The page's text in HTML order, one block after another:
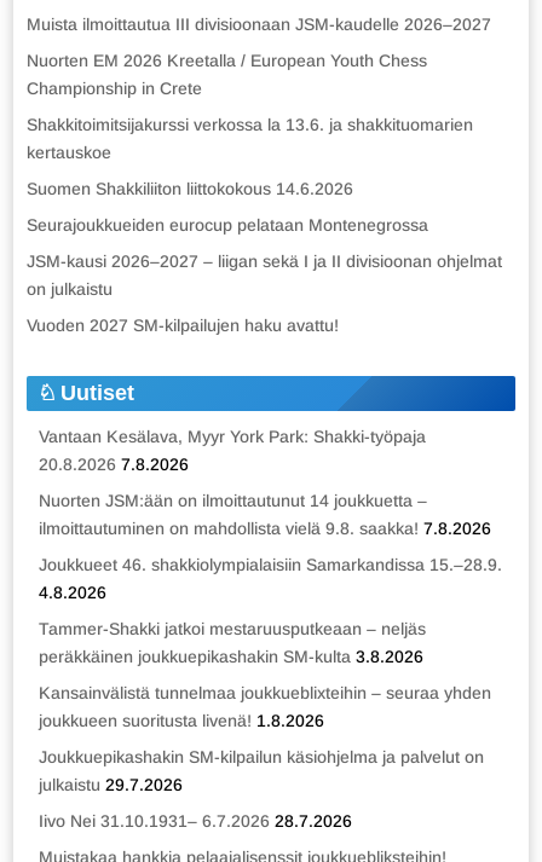
Muista ilmoittautua III divisioonaan JSM-kaudelle 2026–2027
Nuorten EM 2026 Kreetalla / European Youth Chess
Championship in Crete
Shakkitoimitsijakurssi verkossa la 13.6. ja shakkituomarien
kertauskoe
Suomen Shakkiliiton liittokokous 14.6.2026
Seurajoukkueiden eurocup pelataan Montenegrossa
JSM-kausi 2026–2027 – liigan sekä I ja II divisioonan ohjelmat
on julkaistu
Vuoden 2027 SM-kilpailujen haku avattu!
Uutiset
Vantaan Kesälava, Myyr York Park: Shakki-työpaja
20.8.2026 7.8.2026
Nuorten JSM:ään on ilmoittautunut 14 joukkuetta –
ilmoittautuminen on mahdollista vielä 9.8. saakka! 7.8.2026
Joukkueet 46. shakkiolympialaisiin Samarkandissa 15.–28.9.
4.8.2026
Tammer-Shakki jatkoi mestaruusputkeaan – neljäs
peräkkäinen joukkuepikashakin SM-kulta 3.8.2026
Kansainvälistä tunnelmaa joukkueblixteihin – seuraa yhden
joukkueen suoritusta livenä! 1.8.2026
Joukkuepikashakin SM-kilpailun käsiohjelma ja palvelut on
julkaistu 29.7.2026
Iivo Nei 31.10.1931– 6.7.2026 28.7.2026
Muistakaa hankkia pelaajalisenssit joukkuebliksteihin!